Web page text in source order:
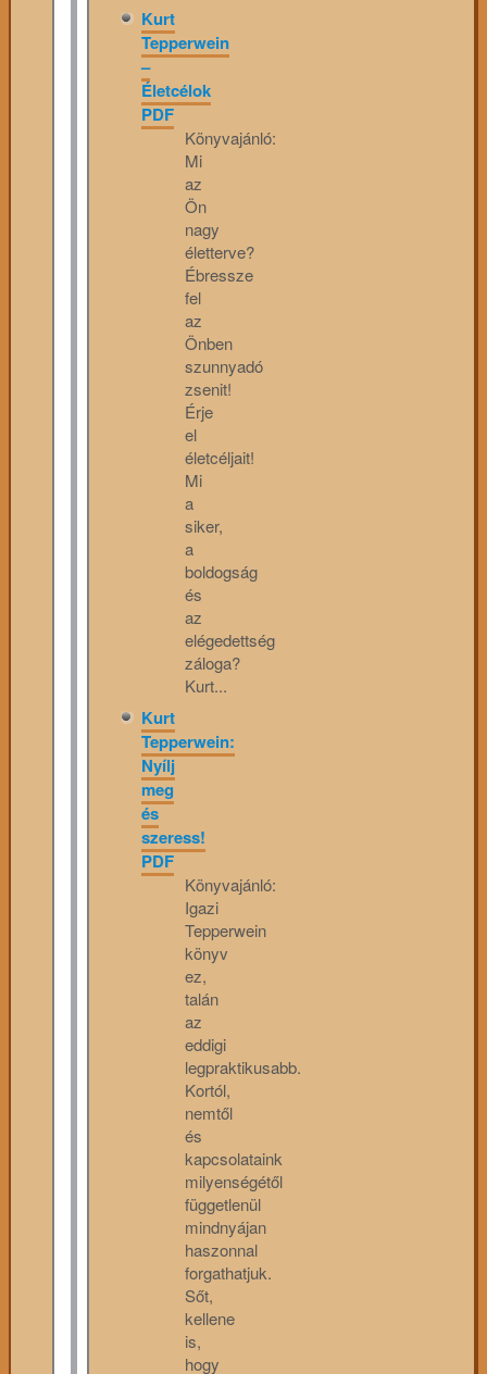
Kurt
Tepperwein
–
Életcélok
PDF
Könyvajánló:
Mi
az
Ön
nagy
életterve?
Ébressze
fel
az
Önben
szunnyadó
zsenit!
Érje
el
életcéljait!
Mi
a
siker,
a
boldogság
és
az
elégedettség
záloga?
Kurt...
Kurt
Tepperwein:
Nyílj
meg
és
szeress!
PDF
Könyvajánló:
Igazi
Tepperwein
könyv
ez,
talán
az
eddigi
legpraktikusabb.
Kortól,
nemtől
és
kapcsolataink
milyenségétől
függetlenül
mindnyájan
haszonnal
forgathatjuk.
Sőt,
kellene
is,
hogy